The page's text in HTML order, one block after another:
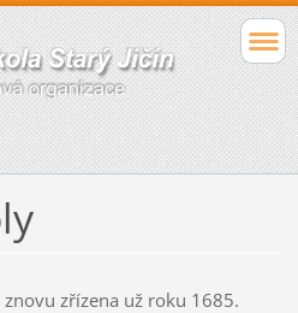
znovu zřízena už roku 1685.